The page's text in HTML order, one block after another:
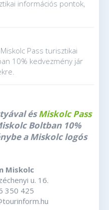
információs pontok,
Pass turisztikai
10% kedvezmény jár
ésMiskolc Pass
Boltban 10%
a Miskolc logós
Miskolc
u. 16.
350 425